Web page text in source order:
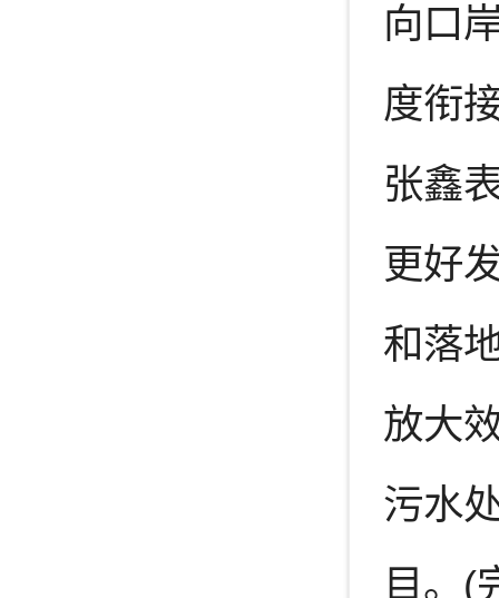
向口
度衔
张鑫
更好
和落
放大
污水
目。(